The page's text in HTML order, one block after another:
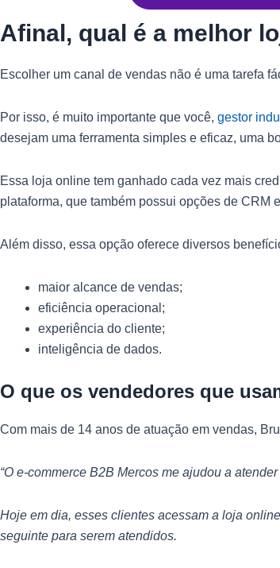
Afinal, qual é a melhor
Escolher um canal de vendas não é uma tarefa
Por isso, é muito importante que você, gestor
desejam uma ferramenta simples e eficaz, uma
Essa loja online tem ganhado cada vez mais
plataforma, que também possui opções de CRM
Além disso, essa opção oferece diversos
maior alcance de vendas;
eficiência operacional;
experiência do cliente;
inteligência de dados.
O que os vendedores que
Com mais de 14 anos de atuação em vendas,
“O e-commerce B2B Mercos me ajudou a
Hoje em dia, esses clientes acessam a loja
seguinte para serem atendidos.